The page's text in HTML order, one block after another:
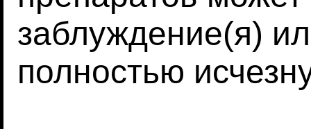
заблуждение(я)
полностью